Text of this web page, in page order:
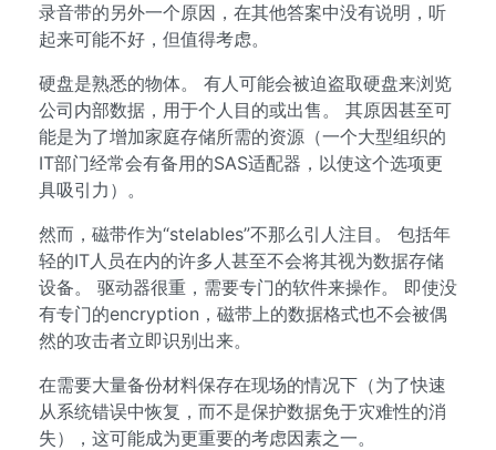
录音带的另外一个原因，在其他答案中没有说明，听
起来可能不好，但值得考虑。
硬盘是熟悉的物体。 有人可能会被迫盗取硬盘来浏览
公司内部数据，用于个人目的或出售。 其原因甚至可
能是为了增加家庭存储所需的资源（一个大型组织的
IT部门经常会有备用的SAS适配器，以使这个选项更
具吸引力）。
然而，磁带作为“stelables”不那么引人注目。 包括年
轻的IT人员在内的许多人甚至不会将其视为数据存储
设备。 驱动器很重，需要专门的软件来操作。 即使没
有专门的encryption，磁带上的数据格式也不会被偶
然的攻击者立即识别出来。
在需要大量备份材料保存在现场的情况下（为了快速
从系统错误中恢复，而不是保护数据免于灾难性的消
失），这可能成为更重要的考虑因素之一。